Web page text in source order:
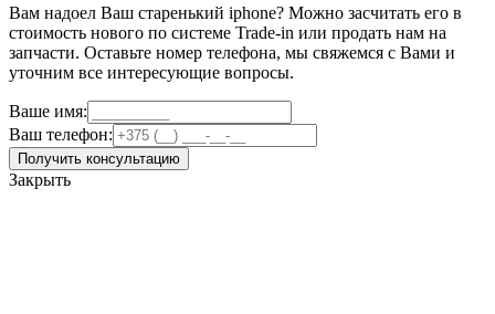
Вам надоел Ваш старенький iphone? Можно засчитать его в
стоимость нового по системе Trade-in или продать нам на
запчасти. Оставьте номер телефона, мы свяжемся с Вами и
уточним все интересующие вопросы.
Ваше имя:
Ваш телефон:
Получить консультацию
Закрыть